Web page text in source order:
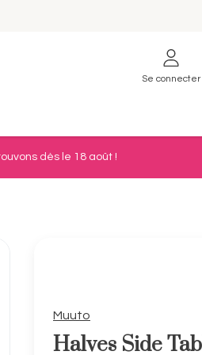
Se connecter
dès le 18 août !
Muuto
Halves Side